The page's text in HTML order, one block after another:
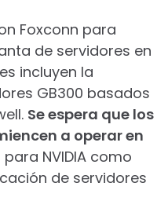
Foxconn para
de servidores en
incluyen la
GB300 basados
Se espera que los
a operar en
NVIDIA como
de servidores